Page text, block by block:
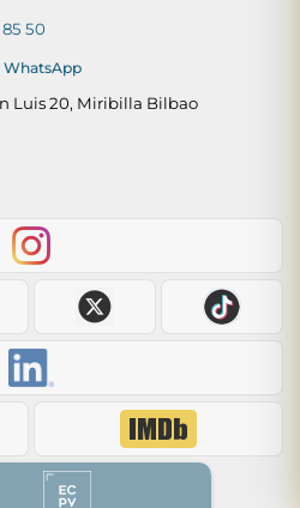
50
WhatsApp
Luis 20, Miribilla Bilbao